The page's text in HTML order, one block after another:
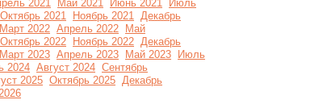
2021 Май 2021 Июнь 2021
Июль
Октябрь 2021 Ноябрь 2021 Декабрь
Март 2022 Апрель 2022
Май
Октябрь 2022 Ноябрь 2022 Декабрь
Март 2023 Апрель 2023 Май 2023
Июль
2024 Август 2024 Сентябрь
2025 Октябрь 2025 Декабрь